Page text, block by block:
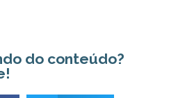
do conteúdo?